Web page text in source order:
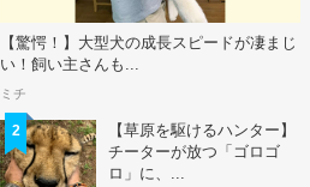
【驚愕！】大型犬の成長スピードが凄まじ
い！飼い主さんも...
ミチ
2
【草原を駆けるハンター】
チーターが放つ「ゴロゴ
ロ」に、...